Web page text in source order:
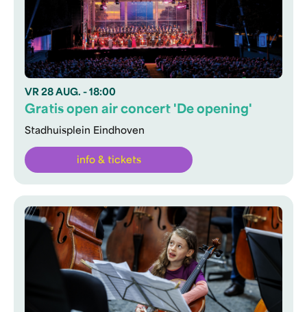
VR 28 AUG. - 18:00
Stadhuisplein Eindhoven
Gratis open air concert 'De opening'
info & tickets